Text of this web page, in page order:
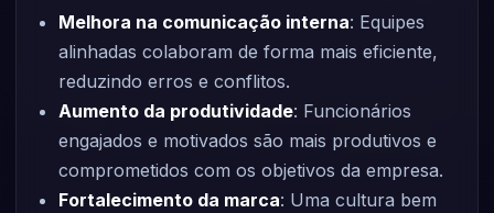
Melhora na comunicação interna: Equipes
alinhadas colaboram de forma mais eficiente,
reduzindo erros e conflitos.
Aumento da produtividade: Funcionários
engajados e motivados são mais produtivos e
comprometidos com os objetivos da empresa.
Fortalecimento da marca: Uma cultura bem